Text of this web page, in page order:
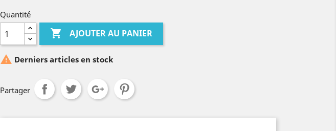
Quantité
 AJOUTER AU PANIER
 Derniers articles en stock
Partager